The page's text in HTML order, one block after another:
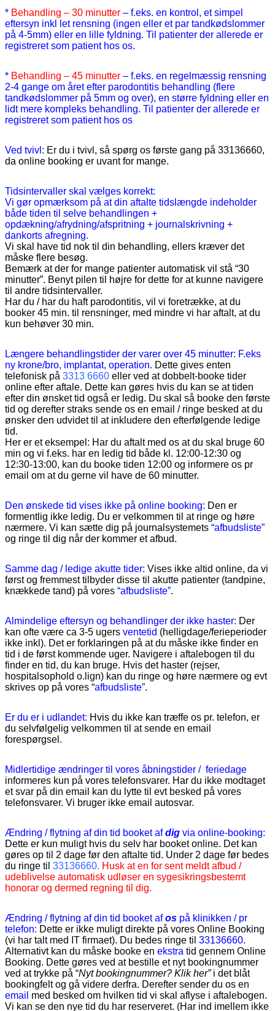
* Behandling – 30 minutter – f.eks. en kontrol, et simpel
eftersyn inkl let rensning (ingen eller et par tandkødslommer
på 4-5mm) eller en lille fyldning. Til patienter der allerede er
registreret som patient hos os.
* Behandling – 45 minutter – f.eks. en regelmæssig rensning
2-4 gange om året efter parodontitis behandling (flere
tandkødslommer på 5mm og over), en større fyldning eller en
lidt mere kompleks behandling. Til patienter der allerede er
registreret som patient hos os
Ved tvivl: Er du i tvivl, så spørg os første gang på 33136660,
da online booking er uvant for mange.
Tidsintervaller skal vælges korrekt:
Vi gør opmærksom på at din aftalte tidslængde indeholder
både tiden til selve behandlingen +
opdækning/afrydning/afspritning + journalskrivning +
dankorts afregning.
Vi skal have tid nok til din behandling, ellers kræver det
måske flere besøg.
Bemærk at der for mange patienter automatisk vil stå “30
minutter”. Benyt pilen til højre for dette for at kunne navigere
til andre tidsintervaller.
Har du / har du haft parodontitis, vil vi foretrække, at du
booker 45 min. til rensninger, med mindre vi har aftalt, at du
kun behøver 30 min.
Længere behandlingstider der varer over 45 minutter: F.eks
ny krone/bro, implantat, operation. Dette gives enten
telefonisk på 3313 6660 eller ved at dobbelt-booke tider
online efter aftale. Dette kan gøres hvis du kan se at tiden
efter din ønsket tid også er ledig. Du skal så booke den første
tid og derefter straks sende os en email / ringe besked at du
ønsker den udvidet til at inkludere den efterfølgende ledige
tid.
Her er et eksempel: Har du aftalt med os at du skal bruge 60
min og vi f.eks. har en ledig tid både kl. 12:00-12:30 og
12:30-13:00, kan du booke tiden 12:00 og informere os pr
email om at du gerne vil have de 60 minutter.
Den ønskede tid vises ikke på online booking: Den er
formentlig ikke ledig. Du er velkommen til at ringe og høre
nærmere. Vi kan sætte dig på journalsystemets “afbudsliste”
og ringe til dig når der kommer et afbud.
Samme dag / ledige akutte tider: Vises ikke altid online, da vi
først og fremmest tilbyder disse til akutte patienter (tandpine,
knækkede tand) på vores “afbudsliste”.
Almindelige eftersyn og behandlinger der ikke haster: Der
kan ofte være ca 3-5 ugers ventetid (helligdage/ferieperioder
ikke inkl). Det er forklaringen på at du måske ikke finder en
tid i de først kommende uger. Navigere i aftalebogen til du
finder en tid, du kan bruge. Hvis det haster (rejser,
hospitalsophold o.lign) kan du ringe og høre nærmere og evt
skrives op på vores “afbudsliste”.
Er du er i udlandet: Hvis du ikke kan træffe os pr. telefon, er
du selvfølgelig velkommen til at sende en email
forespørgsel.
Midlertidige ændringer til vores åbningstider / feriedage
informeres kun på vores telefonsvarer. Har du ikke modtaget
et svar på din email kan du lytte til evt besked på vores
telefonsvarer. Vi bruger ikke email autosvar.
Ændring / flytning af din tid booket afdig via online-booking:
Dette er kun muligt hvis du selv har booket online. Det kan
gøres op til 2 dage før den aftalte tid. Under 2 dage før bedes
du ringe til 33136660. Husk at en for sent meldt afbud /
udeblivelse automatisk udløser en sygesikringsbestemt
honorar og dermed regning til dig.
Ændring / flytning af din tid booket afos på klinikken / pr
telefon: Dette er ikke muligt direkte på vores Online Booking
(vi har talt med IT firmaet). Du bedes ringe til 33136660.
Alternativt kan du måske booke en ekstra tid gennem Online
Booking. Dette gøres ved at bestille et nyt bookingnummer
ved at trykke på “Nyt bookingnummer? Klik her” i det blåt
bookingfelt og gå videre derfra. Derefter sender du os en
email med besked om hvilken tid vi skal aflyse i aftalebogen.
Vi kan se den nye tid du har reserveret. (Har ind imellem ikke